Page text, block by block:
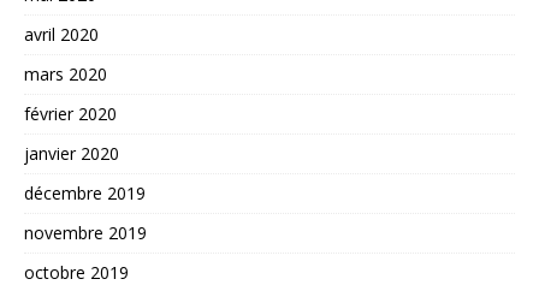
avril 2020
mars 2020
février 2020
janvier 2020
décembre 2019
novembre 2019
octobre 2019